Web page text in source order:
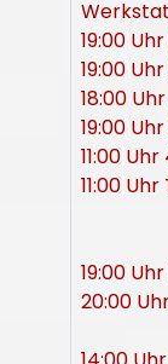
19:00
19:00
18:00
19:00
11:00
11:00
19:00
20:00